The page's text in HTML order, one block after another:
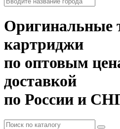
Оригинальные
картриджи
по оптовым
доставкой
по России и